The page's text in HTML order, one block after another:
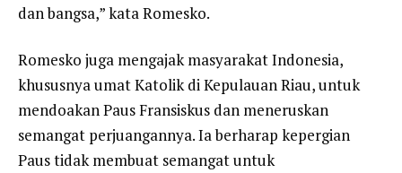
dan bangsa,” kata Romesko.
Romesko juga mengajak masyarakat Indonesia,
khususnya umat Katolik di Kepulauan Riau, untuk
mendoakan Paus Fransiskus dan meneruskan
semangat perjuangannya. Ia berharap kepergian
Paus tidak membuat semangat untuk